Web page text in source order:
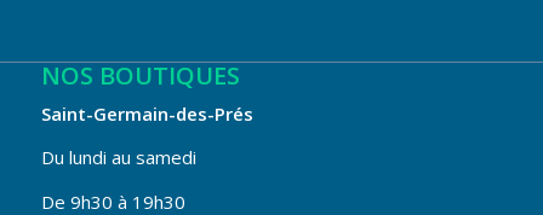
NOS BOUTIQUES
Saint-Germain-des-Prés
Du lundi au samedi
De 9h30 à 19h30